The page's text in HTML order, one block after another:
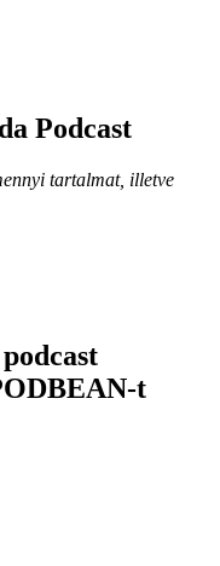
Podcast
tartalmat, illetve
t